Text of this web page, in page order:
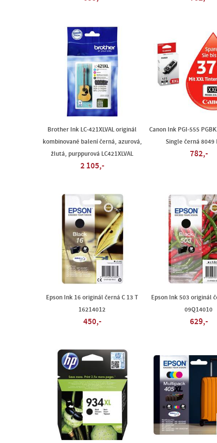
Brother Ink LC-421XLVAL originál
kombinované balení černá, azurová,
žlutá, purppurová LC421XLVAL
2 105,-
Canon Ink PGI-555
Single černá 8049
782,-
Epson Ink 16 originál černá C 13 T
16214012
450,-
Epson Ink 503 originál
09Q14010
629,-